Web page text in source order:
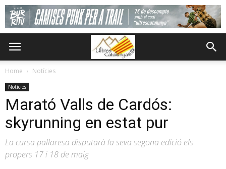
Home Notícies
Notícies
Marató Valls de Cardós:
skyrunning en estat pur
La cursa pallaresa disputarà la seva segona edició els
propers 17 i 18 de maig